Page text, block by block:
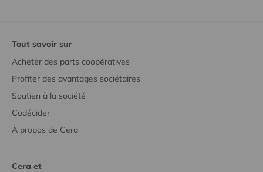
Tout savoir sur
Acheter des parts coopératives
Profiter des avantages sociétaires
Soutien à la société
Codécider
À propos de Cera
Cera et